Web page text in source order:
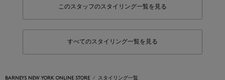
このスタッフのスタイリング一覧を見る
すべてのスタイリング一覧を見る
BARNEYS NEW YORK ONLINE STORE スタイリング一覧